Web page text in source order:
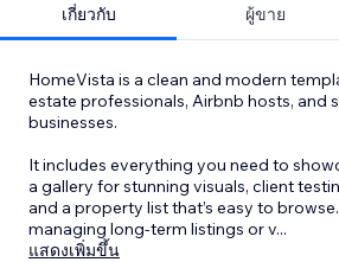
เกี่ยวกับ ผู้ขาย
HomeVista is a clean and modern
estate professionals, Airbnb hosts, and
businesses.
It includes everything you need to
a gallery for stunning visuals, client
and a property list that’s easy to
managing long-term listings or v...
แสดงเพิ่มขึ้น